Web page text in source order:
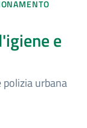
e
urbana